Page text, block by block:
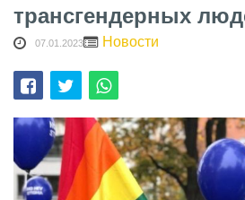
трансгендерных
07.01.2023 Новости